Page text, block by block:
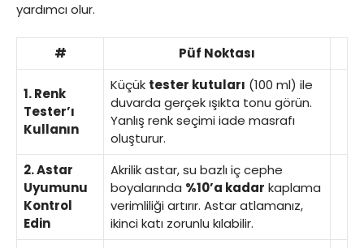
yardımcı olur.
# Püf Noktası
1. Renk
Tester’ı
Kullanın
Küçük tester kutuları (100 ml) ile
duvarda gerçek ışıkta tonu görün.
Yanlış renk seçimi iade masrafı
oluşturur.
2. Astar
Uyumunu
Kontrol
Edin
Akrilik astar, su bazlı iç cephe
boyalarında %10’a kadar kaplama
verimliliği artırır. Astar atlamanız,
ikinci katı zorunlu kılabilir.